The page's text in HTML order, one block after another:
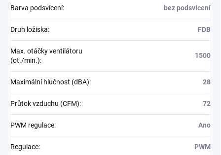
Barva podsvícení: bez podsvícení
Druh ložiska: FDB
Max. otáčky ventilátoru
(ot./min.):
1500
Maximální hlučnost (dBA): 28
Průtok vzduchu (CFM): 72
PWM regulace: Ano
Regulace: PWM